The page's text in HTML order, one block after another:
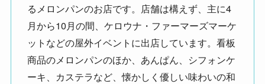
るメロンパンのお店です。店舗は構えず、主に4
月から10月の間、ケロウナ・ファーマーズマーケ
ットなどの屋外イベントに出店しています。看板
商品のメロンパンのほか、あんぱん、シフォンケ
ーキ、カステラなど、懐かしく優しい味わいの和